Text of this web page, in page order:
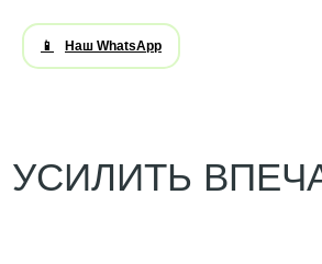
Наш WhatsApp